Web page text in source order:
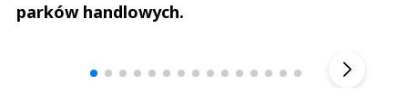
parków handlowych.